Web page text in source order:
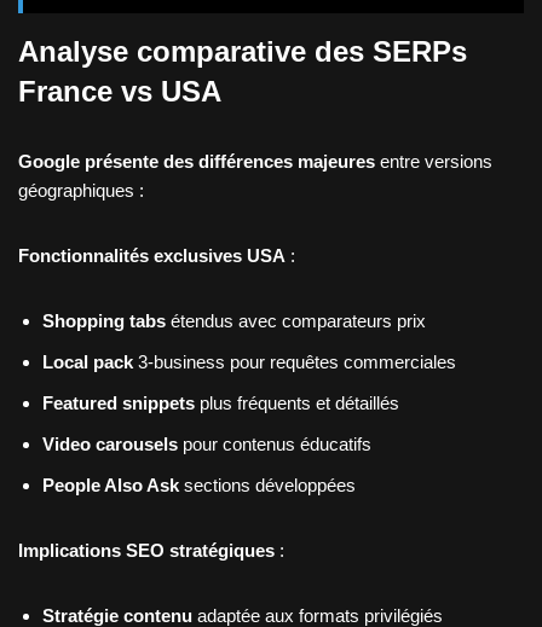
Analyse comparative des SERPs
France vs USA
Google présente des différences majeures entre versions
géographiques :
Fonctionnalités exclusives USA :
Shopping tabs étendus avec comparateurs prix
Local pack 3-business pour requêtes commerciales
Featured snippets plus fréquents et détaillés
Video carousels pour contenus éducatifs
People Also Ask sections développées
Implications SEO stratégiques :
Stratégie contenu adaptée aux formats privilégiés